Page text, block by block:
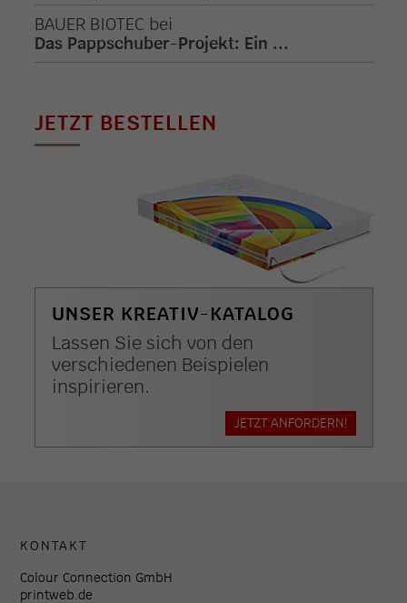
BAUER BIOTEC bei
Das Pappschuber-Projekt: Ein ...
JETZT BESTELLEN
UNSER KREATIV-KATALOG
Lassen Sie sich von den
verschiedenen Beispielen
inspirieren.
JETZT ANFORDERN!
KONTAKT
Colour Connection GmbH
printweb.de